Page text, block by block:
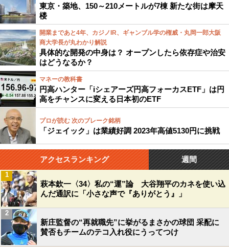
東京・築地、150～210メートルが7棟 新たな街は摩天
楼
開業まであと4年、カジノIR、ギャンブル学の権威・丸岡一郎大阪
商大学長が丸わかり解説
具体的な開発の中身は？ オープンしたら依存症や治安
はどうなるか？
マネーの教科書
円高ハンター「iシェアーズ円高フォーカスETF」は円
高をチャンスに変える日本初のETF
プロが読む 次のブレーク銘柄
「ジェイック」は業績好調 2023年高値5130円に挑戦
アクセスランキング 週間
萩本欽一〈34〉私の“運”論 大谷翔平のカネを使い込
んだ通訳に「小さな声で『ありがとう』」
1
新庄監督の“再就職先”に挙がるまさかの球団 采配に
賛否もチームのテコ入れ役にうってつけ
2